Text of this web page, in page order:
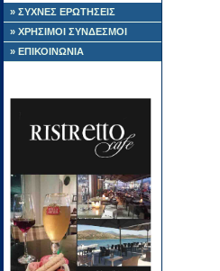
» ΣΥΧΝΕΣ ΕΡΩΤΗΣΕΙΣ
» ΧΡΗΣΙΜΟΙ ΣΥΝΔΕΣΜΟΙ
» ΕΠΙΚΟΙΝΩΝΙΑ